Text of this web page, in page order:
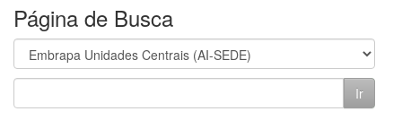
Página de Busca